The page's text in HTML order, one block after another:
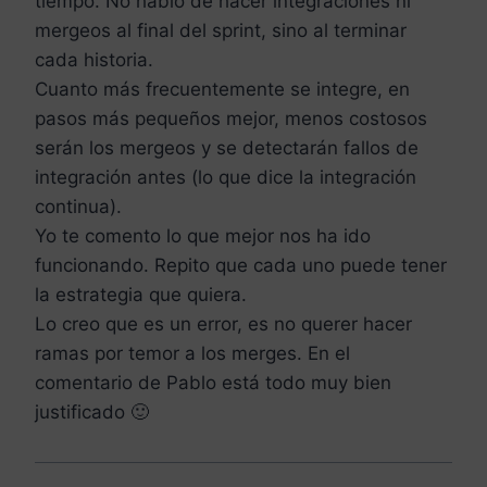
mergeos al final del sprint, sino al terminar
cada historia.
Cuanto más frecuentemente se integre, en
pasos más pequeños mejor, menos costosos
serán los mergeos y se detectarán fallos de
integración antes (lo que dice la integración
continua).
Yo te comento lo que mejor nos ha ido
funcionando. Repito que cada uno puede tener
la estrategia que quiera.
Lo creo que es un error, es no querer hacer
ramas por temor a los merges. En el
comentario de Pablo está todo muy bien
justificado 🙂